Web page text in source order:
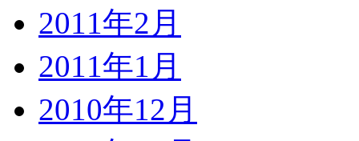
2011年2月
2011年1月
2010年12月